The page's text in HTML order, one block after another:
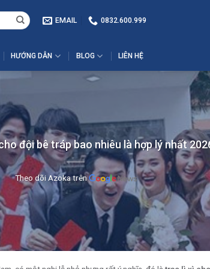
EMAIL 0832.600.999
HƯỚNG DẪN BLOG LIÊN HỆ
đội bê tráp bao nhiêu là hợp lý nhất
Theo dõi Azoka trên